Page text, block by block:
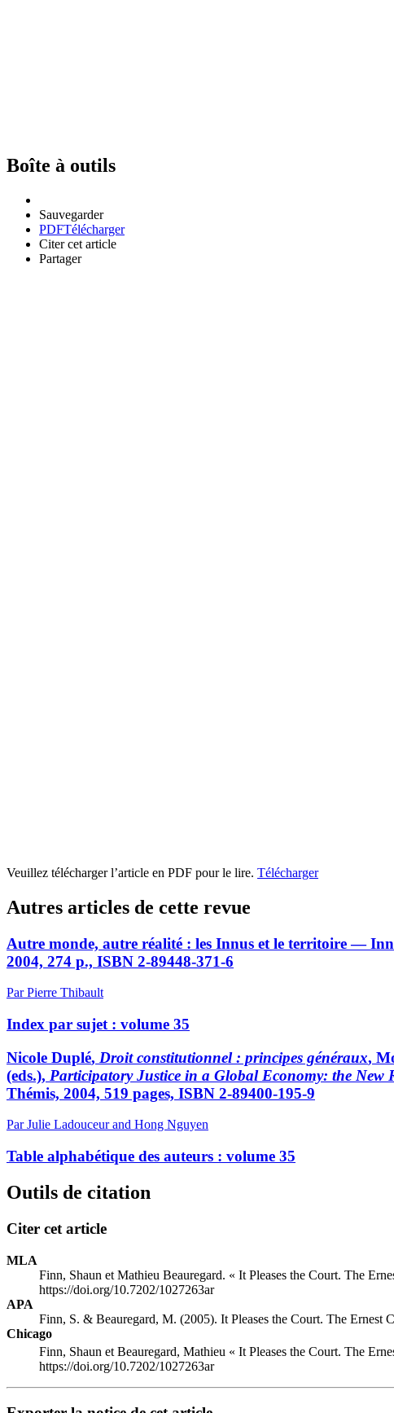
Boîte à outils
Sauvegarder
PDFTélécharger
Citer cet article
Partager
Veuillez télécharger l’article en PDF pour le lire. Télécharger
Autres articles de cette revue
Autre monde, autre réalité : les Innus et le territoire —
2004, 274 p., ISBN 2-89448-371-6
Par Pierre Thibault
Index par sujet : volume 35
Nicole Duplé, Droit constitutionnel : principes généraux,
(eds.), Participatory Justice in a Global Economy: the
Thémis, 2004, 519 pages, ISBN 2-89400-195-9
Par Julie Ladouceur and Hong Nguyen
Table alphabétique des auteurs : volume 35
Outils de citation
Citer cet article
MLA
Finn, Shaun et Mathieu Beauregard. « It Pleases the Court. The
https://doi.org/10.7202/1027263ar
APA
Finn, S. & Beauregard, M. (2005). It Pleases the Court. The Ernest
Chicago
Finn, Shaun et Beauregard, Mathieu « It Pleases the Court. The
https://doi.org/10.7202/1027263ar